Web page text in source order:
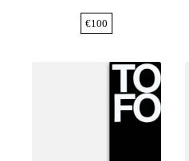
€100